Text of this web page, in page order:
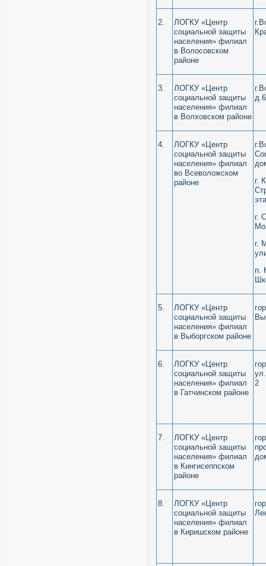
2.
ЛОГКУ «Центр
социальной защиты
населения» филиал
в Волосовском
районе
3.
ЛОГКУ «Центр
социальной защиты
населения» филиал
в Волховском районе
4.
ЛОГКУ «Центр
социальной защиты
населения» филиал
во Всеволожском
районе
г.
г.
г.
п.
5.
ЛОГКУ «Центр
социальной защиты
населения» филиал
в Выборгском районе
6.
ЛОГКУ «Центр
социальной защиты
населения» филиал
в Гатчинском районе
2
7.
ЛОГКУ «Центр
социальной защиты
населения» филиал
в Кингисеппском
районе
8.
ЛОГКУ «Центр
социальной защиты
населения» филиал
в Киришском районе